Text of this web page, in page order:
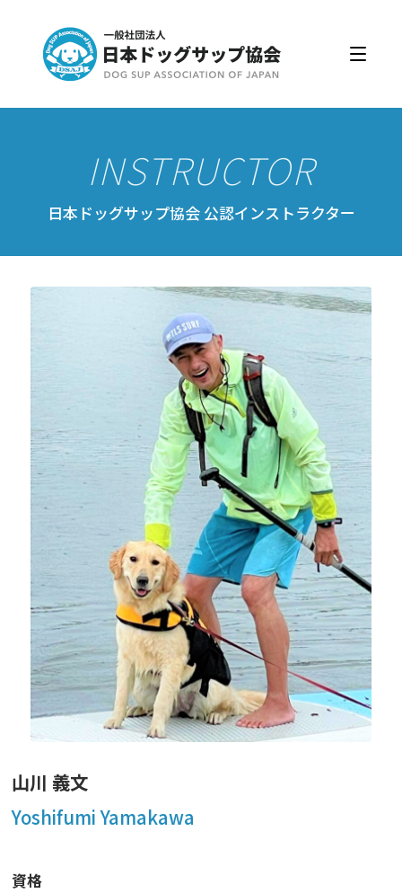
入会・更新
公認スクール・インストラクター
公認スクール案内
ドッグサップをはじめよう
ニュース
フォト＆ムービー
お問い合わせ
日本ドッグサップ協会 公認インストラクター
山川 義文
Yoshifumi Yamakawa
資格